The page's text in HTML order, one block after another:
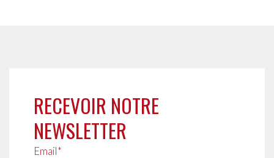
RECEVOIR NOTRE
NEWSLETTER
Email*